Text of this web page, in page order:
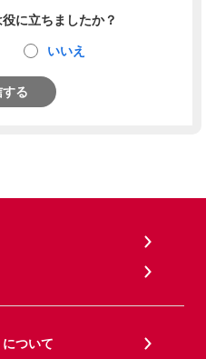
に立ちましたか？
いいえ
る
ついて